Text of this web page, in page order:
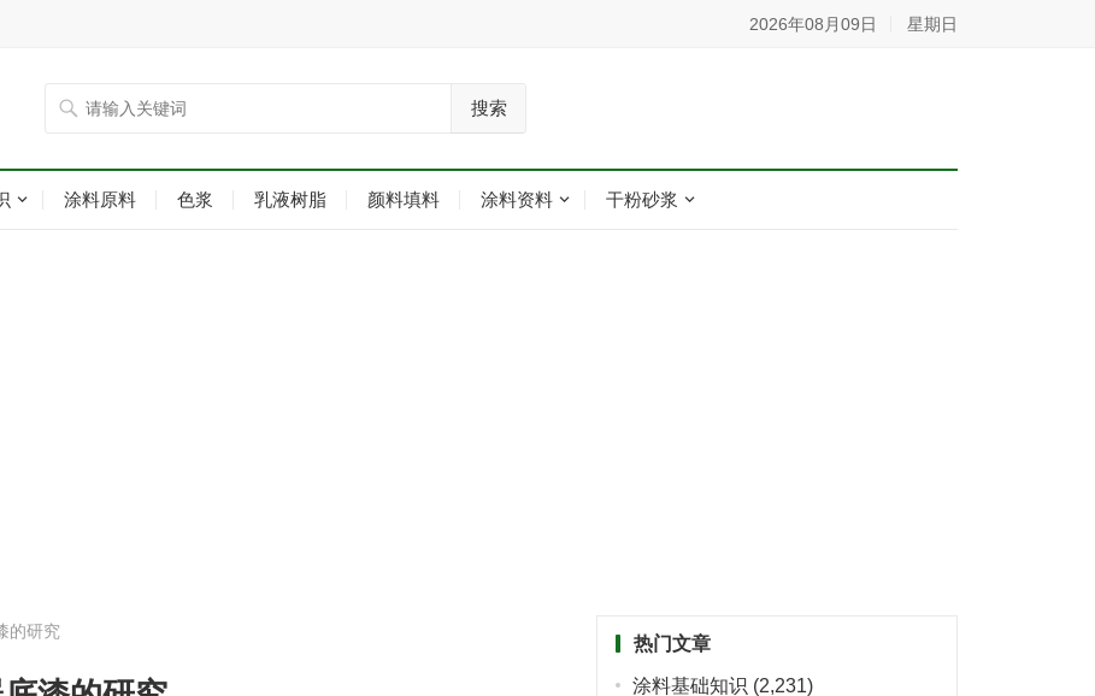
2026年08月09日 星期日
搜索
涂料原料 色浆 乳液树脂 颜料填料 涂料资料 干粉砂浆
的研究
热门文章
涂料基础知识 (2,231)